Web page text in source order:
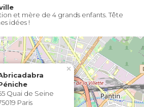
et mère de 4 grands enfants. Tête
idées !
×
Quai de Seine
Paris